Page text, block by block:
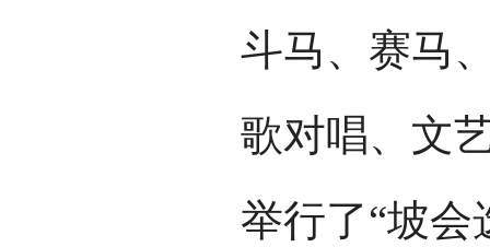
斗马、赛马
歌对唱、文
举行了“坡